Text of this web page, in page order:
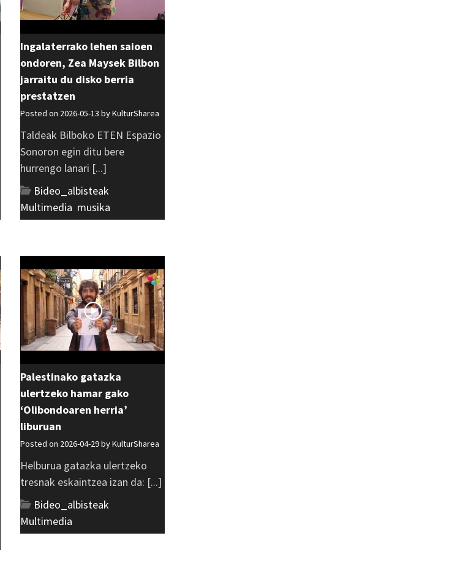
Ingalaterrako lehen saioen
ondoren, Zea Maysek Bilbon
jarraitu du disko berria
prestatzen
Posted on 2026-05-13 byKulturSharea
Taldeak Bilboko ETEN Espazio
Sonoron egin ditu bere
hurrengo lanari [...]
Bideo_albisteak
Multimedia musika
Palestinako gatazka
ulertzeko hamar gako
‘Olibondoaren herria’
liburuan
Posted on 2026-04-29 byKulturSharea
Helburua gatazka ulertzeko
tresnak eskaintzea izan da: [...]
Bideo_albisteak
Multimedia